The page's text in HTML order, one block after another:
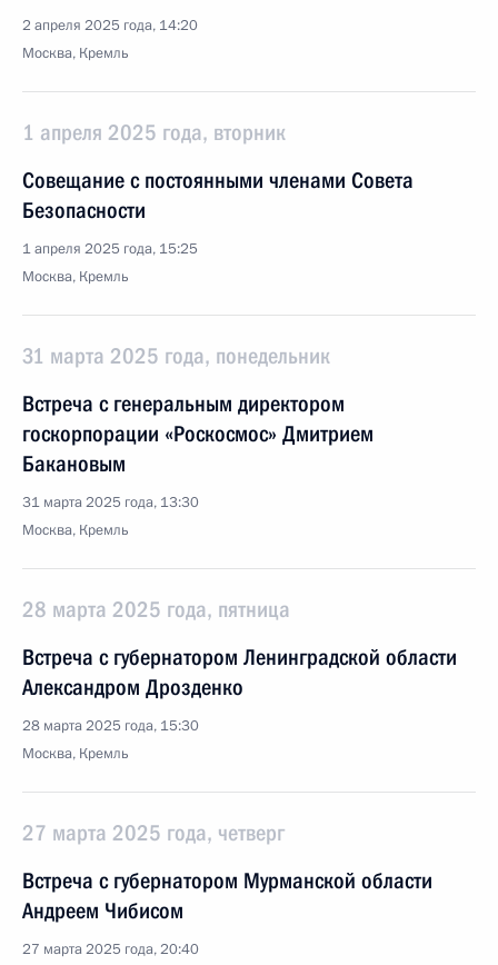
2 апреля 2025 года, 14:20
Москва, Кремль
1 апреля 2025 года, вторник
Совещание с постоянными членами Совета
Безопасности
1 апреля 2025 года, 15:25
Москва, Кремль
31 марта 2025 года, понедельник
Встреча с генеральным директором
госкорпорации «Роскосмос» Дмитрием
Бакановым
31 марта 2025 года, 13:30
Москва, Кремль
28 марта 2025 года, пятница
Встреча с губернатором Ленинградской области
Александром Дрозденко
28 марта 2025 года, 15:30
Москва, Кремль
27 марта 2025 года, четверг
Встреча с губернатором Мурманской области
Андреем Чибисом
27 марта 2025 года, 20:40